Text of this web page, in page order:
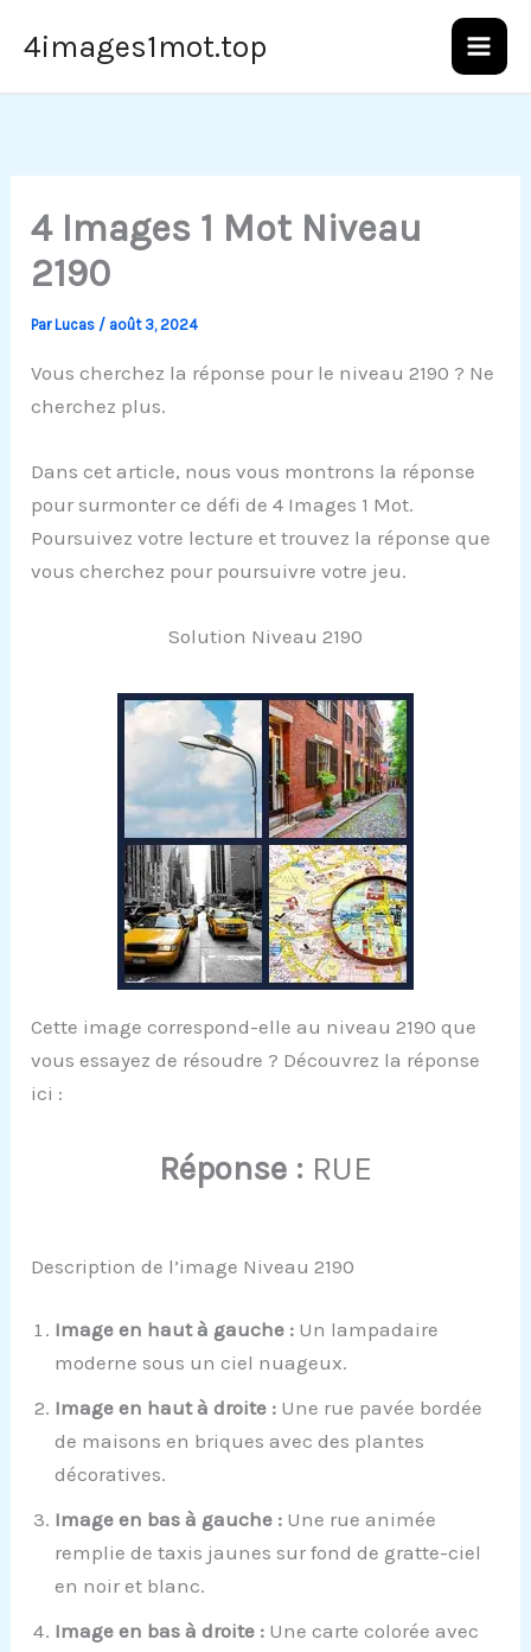
4images1mot.top
4 Images 1 Mot Niveau
2190
ParLucas / août 3, 2024
Vous cherchez la réponse pour le niveau 2190 ? Ne
cherchez plus.
Dans cet article, nous vous montrons la réponse
pour surmonter ce défi de 4 Images 1 Mot.
Poursuivez votre lecture et trouvez la réponse que
vous cherchez pour poursuivre votre jeu.
Solution Niveau 2190
Cette image correspond-elle au niveau 2190 que
vous essayez de résoudre ? Découvrez la réponse
ici :
Réponse : RUE
Description de l’image Niveau 2190
Image en haut à gauche : Un lampadaire
moderne sous un ciel nuageux.
Image en haut à droite : Une rue pavée bordée
de maisons en briques avec des plantes
décoratives.
Image en bas à gauche : Une rue animée
remplie de taxis jaunes sur fond de gratte-ciel
en noir et blanc.
Image en bas à droite : Une carte colorée avec